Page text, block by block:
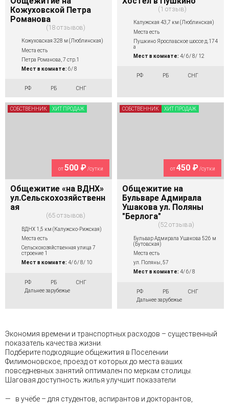
Кожуховской Петра
Романова
18 отзывов
Кожуховская 328 м (Люблинская)
Места есть
Петра Романова, 7 стр.1
Мест в комнате: 6/ 8
РФ РБ СНГ
1 отзыв
Калужская 43,7 км (Люблинская)
Места есть
Пушкино Ярославское шоссе д.174
а
Мест в комнате: 4/ 6/ 8/ 12
РФ РБ СНГ
от500 ₽/сутки
Общежитие «на ВДНХ»
ул.Сельскохозяйственн
ая
65 отзывов
ВДНХ 1,5 км (Калужско-Рижская)
Места есть
Сельскохозяйственная улица 7
строение 1
Мест в комнате: 4/ 6/ 8/ 10
РФ РБ
СНГ
Дальнее зарубежье
СОБСТВЕННИК ХИТ ПРОДАЖ
от450 ₽/сутки
Общежитие на
Бульваре Адмирала
Ушакова ул. Поляны
"Берлога"
52 отзыва
Бульвар Адмирала Ушакова 526 м
(Бутовская)
Места есть
ул. Поляны, 57
Мест в комнате: 4/ 6/ 8
РФ РБ
СНГ
Дальнее зарубежье
СОБСТВЕННИК ХИТ ПРОДАЖ
Экономия времени и транспортных расходов – существенный
показатель качества жизни.
Подберите подходящие общежития в Поселении
Филимоновское, проезд от которых до места ваших
повседневных занятий оптимален по меркам столицы.
Шаговая доступность жилья улучшит показатели
в учёбе – для студентов, аспирантов и докторантов,